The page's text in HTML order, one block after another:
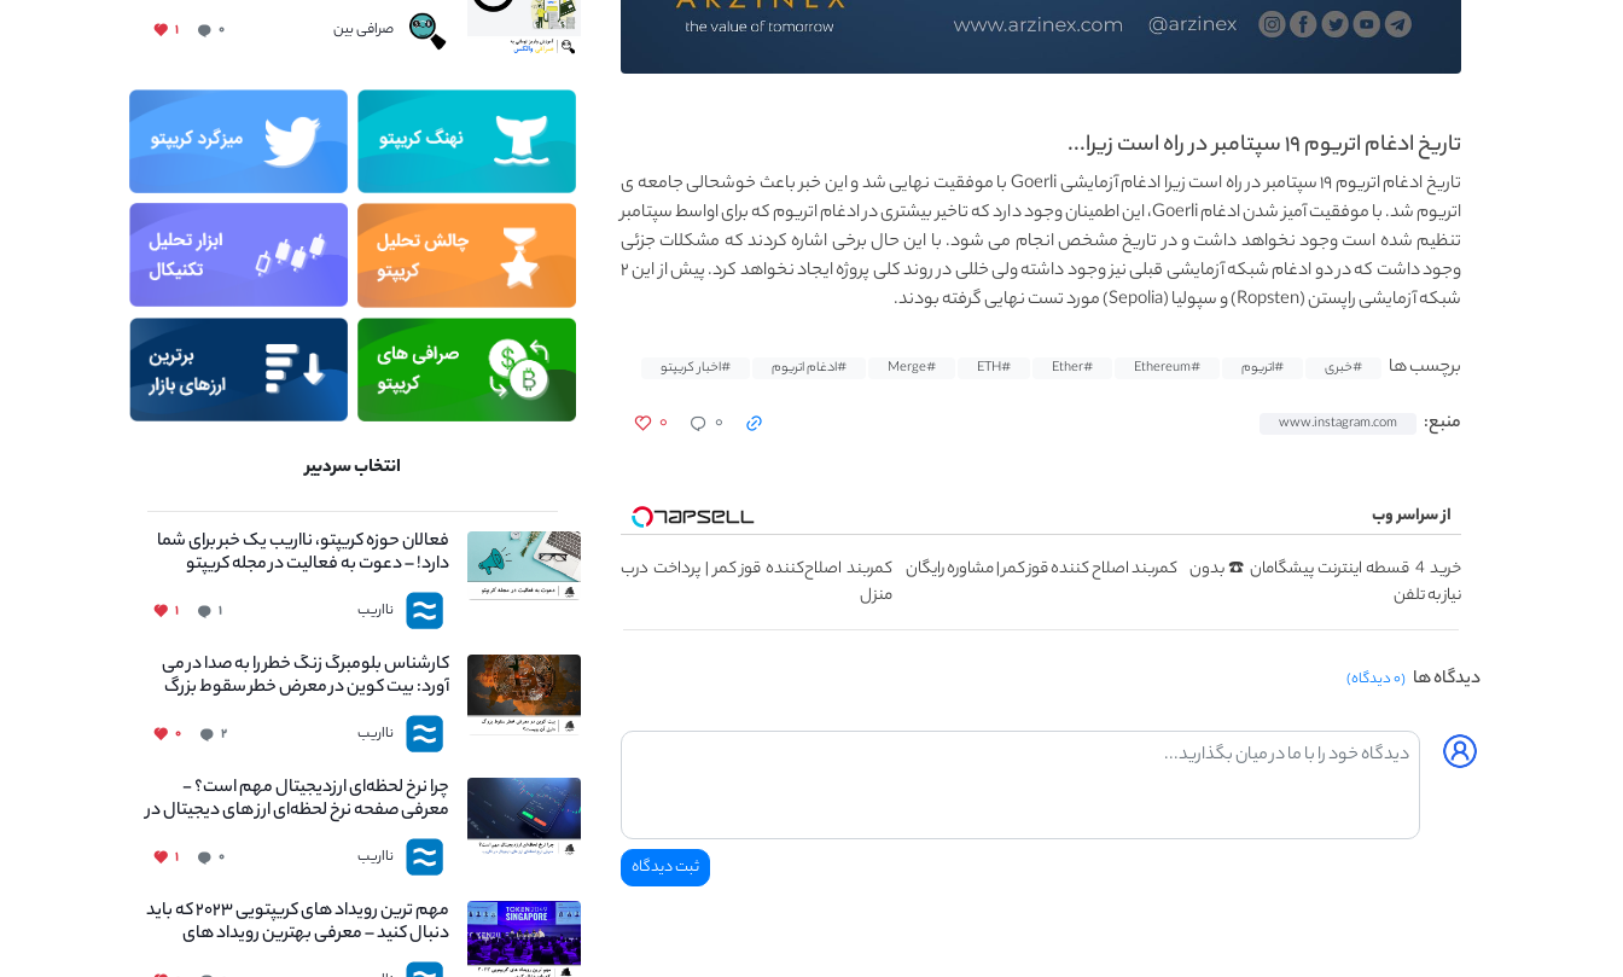
تاریخ ادغام اتریوم ۱۹ سپتامبر در راه است زیرا...
تاریخ ادغام اتریوم ۱۹ سپتامبر در راه است زیرا ادغام آزمایشی Goerli با موفقیت نهایی شد و این خبر باعث خوشحالی جامعه ی
اتریوم شد. با موفقیت آمیز شدن ادغام Goerli، این اطمینان وجود دارد که تاخیر بیشتری در ادغام اتریوم که برای اواسط سپتامبر
تنظیم شده است وجود نخواهد داشت و در تاریخ مشخص انجام می شود. با این حال برخی اشاره کردند که مشکلات جزئی
وجود داشت که در دو ادغام شبکه آزمایشی قبلی نیز وجود داشته ولی خللی در روند کلی پروژه ایجاد نخواهد کرد. پیش از این ۲
شبکه آزمایشی راپستن (Ropsten) و سپولیا (Sepolia) مورد تست نهایی گرفته بودند.
برچسب ها #خبری #اتریوم #Ethereum
#Ether
#ETH
#Merge #ادغام اتریوم #اخبار کریپتو
منبع: www.instagram.com ۰ ۰
از سراسر وب
خرید 4 قسطه اینترنت پیشگامان ☎️ بدون
نیاز به تلفن
کمربند اصلاح کننده قوز کمر | مشاوره رایگان کمربند اصلاح‌کننده قوز کمر | پرداخت درب
منزل
دیدگاه ها (۰ دیدگاه)
صرافی بین ۰ ۱
انتخاب سردبیر
فعالان حوزه کریپتو، نااریب یک خبر برای شما
دارد! – دعوت به فعالیت در مجله کریپتو
نااریب ۱ ۱
کارشناس بلومبرگ زنگ خطر را به صدا در می
آورد: بیت کوین در معرض خطر سقوط بزرگ
است - دلیل آن چیست؟
نااریب ۲ ۰
چرا نرخ لحظه‌ای ارزدیجیتال مهم است؟ -
معرفی صفحه نرخ لحظه‌ای ارز های دیجیتال در
نااریب
نااریب ۰ ۱
مهم ترین رویداد های کریپتویی ۲۰۲۳ که باید
دنبال کنید – معرفی بهترین رویداد های
جهانی